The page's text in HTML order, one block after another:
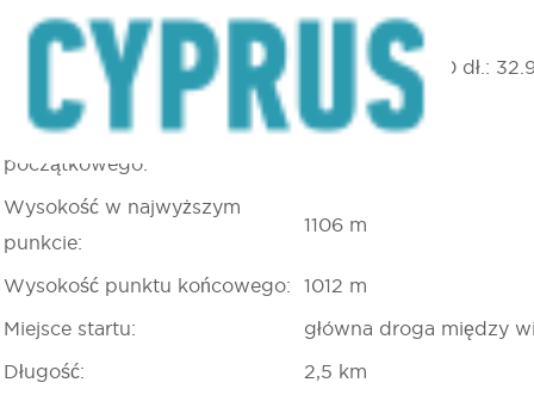
Współrzędne GPS punktu
końcowego:
szer.: 34.920130 dł.:
Wysokość punktu
początkowego:
Wysokość w najwyższym
punkcie:
1106 m
Wysokość punktu końcowego:
1012 m
Miejsce startu:
główna droga między
Długość:
2,5 km